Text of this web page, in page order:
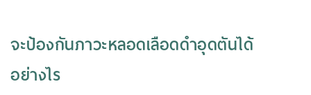
จะป้องกันภาวะหลอดเลือดดำอุดตันได้
อย่างไร